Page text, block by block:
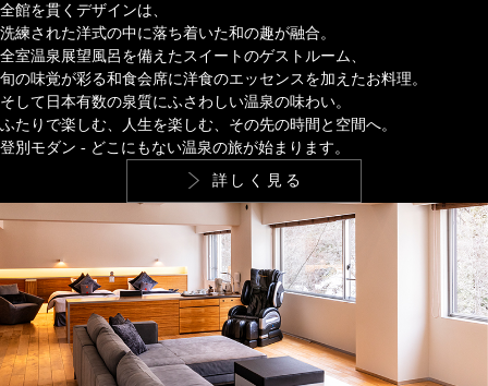
全館を貫くデザインは、
洗練された洋式の中に落ち着いた和の趣が融合。
全室温泉展望風呂を備えたスイートのゲストルーム、
旬の味覚が彩る和食会席に洋食のエッセンスを加えたお料理。
そして日本有数の泉質にふさわしい温泉の味わい。
ふたりで楽しむ、人生を楽しむ、その先の時間と空間へ。
登別モダン - どこにもない温泉の旅が始まります。
詳しく見る